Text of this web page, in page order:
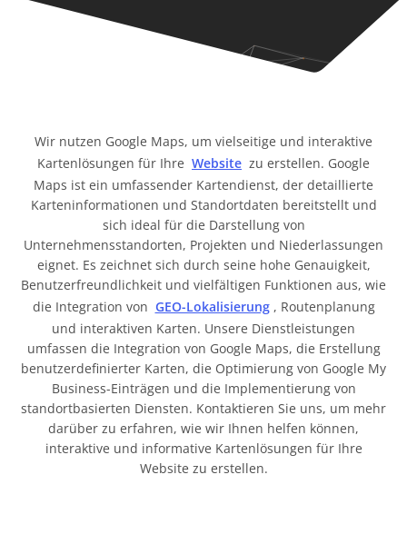
Wir nutzen Google Maps, um vielseitige und interaktive
Kartenlösungen für Ihre Website zu erstellen. Google
Maps ist ein umfassender Kartendienst, der detaillierte
Karteninformationen und Standortdaten bereitstellt und
sich ideal für die Darstellung von
Unternehmensstandorten, Projekten und Niederlassungen
eignet. Es zeichnet sich durch seine hohe Genauigkeit,
Benutzerfreundlichkeit und vielfältigen Funktionen aus, wie
die Integration von GEO-Lokalisierung , Routenplanung
und interaktiven Karten. Unsere Dienstleistungen
umfassen die Integration von Google Maps, die Erstellung
benutzerdefinierter Karten, die Optimierung von Google My
Business-Einträgen und die Implementierung von
standortbasierten Diensten. Kontaktieren Sie uns, um mehr
darüber zu erfahren, wie wir Ihnen helfen können,
interaktive und informative Kartenlösungen für Ihre
Website zu erstellen.